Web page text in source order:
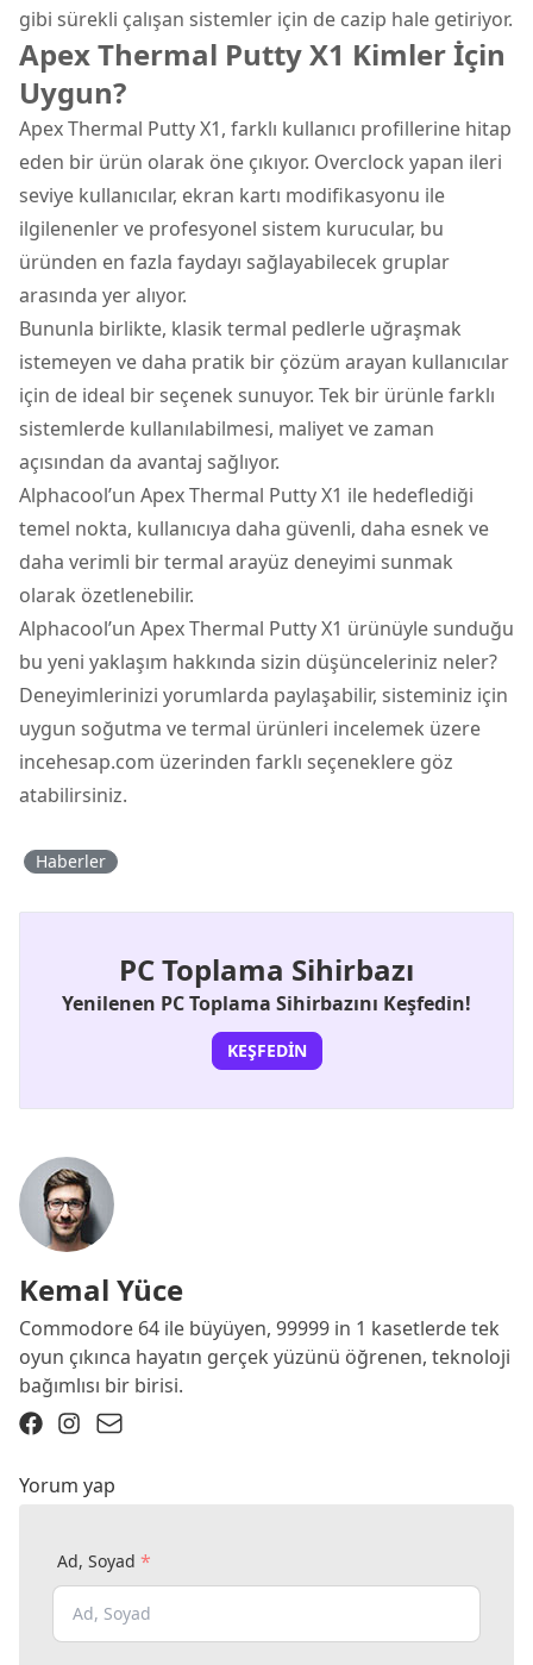
gibi sürekli çalışan sistemler için de cazip hale getiriyor.
Apex Thermal Putty X1 Kimler İçin
Uygun?
Apex Thermal Putty X1, farklı kullanıcı profillerine hitap
eden bir ürün olarak öne çıkıyor. Overclock yapan ileri
seviye kullanıcılar, ekran kartı modifikasyonu ile
ilgilenenler ve profesyonel sistem kurucular, bu
üründen en fazla faydayı sağlayabilecek gruplar
arasında yer alıyor.
Bununla birlikte, klasik termal pedlerle uğraşmak
istemeyen ve daha pratik bir çözüm arayan kullanıcılar
için de ideal bir seçenek sunuyor. Tek bir ürünle farklı
sistemlerde kullanılabilmesi, maliyet ve zaman
açısından da avantaj sağlıyor.
Alphacool’un Apex Thermal Putty X1 ile hedeflediği
temel nokta, kullanıcıya daha güvenli, daha esnek ve
daha verimli bir termal arayüz deneyimi sunmak
olarak özetlenebilir.
Alphacool’un Apex Thermal Putty X1 ürünüyle sunduğu
bu yeni yaklaşım hakkında sizin düşünceleriniz neler?
Deneyimlerinizi yorumlarda paylaşabilir, sisteminiz için
uygun soğutma ve termal ürünleri incelemek üzere
incehesap.com üzerinden farklı seçeneklere göz
atabilirsiniz.
Haberler
PC Toplama Sihirbazı
Yenilenen PC Toplama Sihirbazını Keşfedin!
KEŞFEDIN
Kemal Yüce
Commodore 64 ile büyüyen, 99999 in 1 kasetlerde tek
oyun çıkınca hayatın gerçek yüzünü öğrenen, teknoloji
bağımlısı bir birisi.
Yorum yap
Ad, Soyad *